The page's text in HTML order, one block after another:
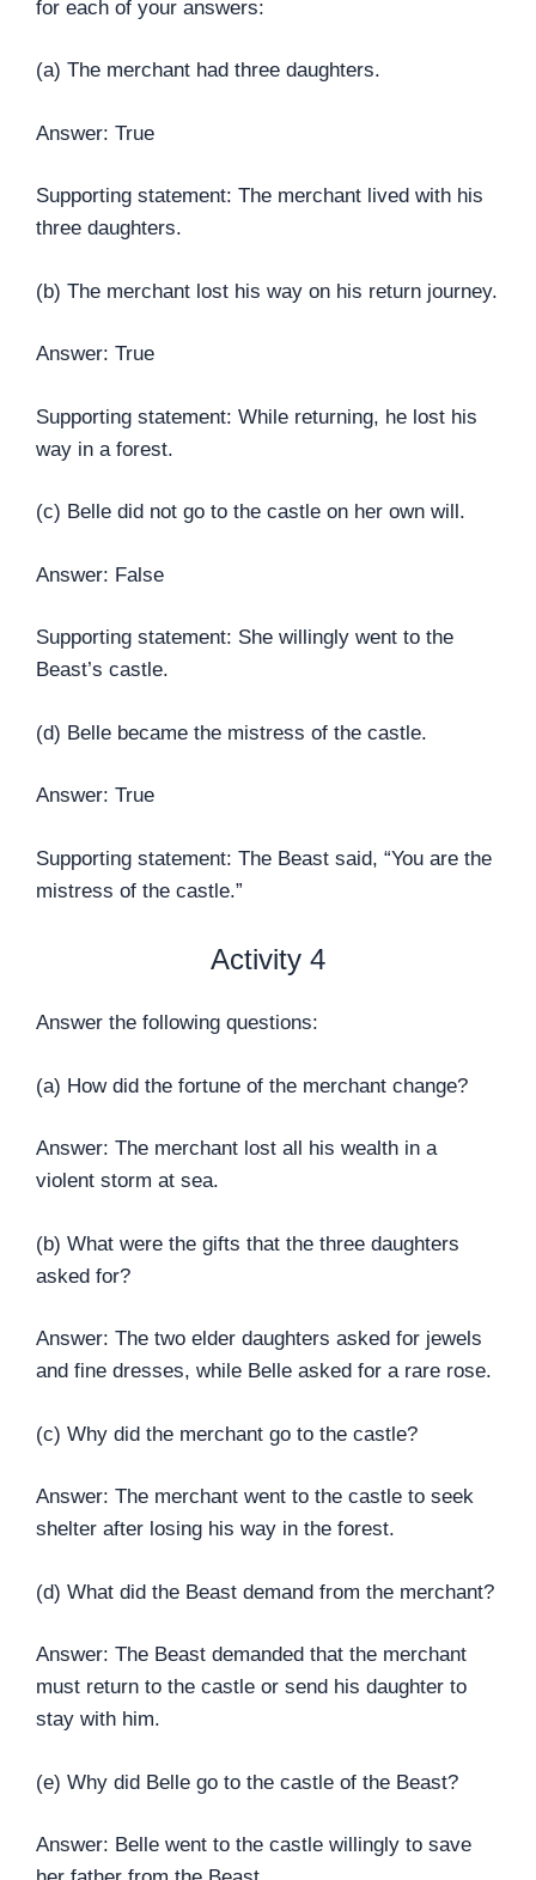
for each of your answers:
(a) The merchant had three daughters.
Answer: True
Supporting statement: The merchant lived with his
three daughters.
(b) The merchant lost his way on his return journey.
Answer: True
Supporting statement: While returning, he lost his
way in a forest.
(c) Belle did not go to the castle on her own will.
Answer: False
Supporting statement: She willingly went to the
Beast’s castle.
(d) Belle became the mistress of the castle.
Answer: True
Supporting statement: The Beast said, “You are the
mistress of the castle.”
Activity 4
Answer the following questions:
(a) How did the fortune of the merchant change?
Answer: The merchant lost all his wealth in a
violent storm at sea.
(b) What were the gifts that the three daughters
asked for?
Answer: The two elder daughters asked for jewels
and fine dresses, while Belle asked for a rare rose.
(c) Why did the merchant go to the castle?
Answer: The merchant went to the castle to seek
shelter after losing his way in the forest.
(d) What did the Beast demand from the merchant?
Answer: The Beast demanded that the merchant
must return to the castle or send his daughter to
stay with him.
(e) Why did Belle go to the castle of the Beast?
Answer: Belle went to the castle willingly to save